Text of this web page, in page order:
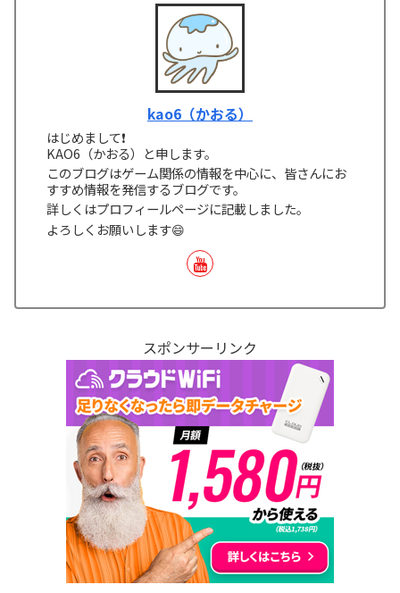
kao6（かおる）
はじめまして❗
KAO6（かおる）と申します。
このブログはゲーム関係の情報を中心に、皆さんにお
すすめ情報を発信するブログです。
詳しくはプロフィールページに記載しました。
よろしくお願いします😄
スポンサーリンク